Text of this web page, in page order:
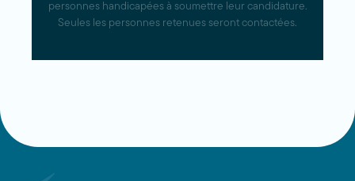
personnes handicapées à soumettre leur candidature.
Seules les personnes retenues seront contactées.